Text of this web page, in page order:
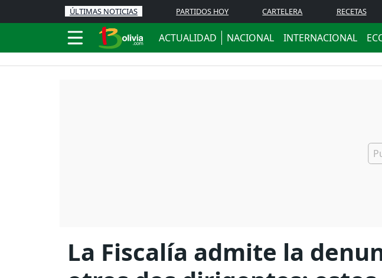
ÚLTIMAS NOTICIAS PARTIDOS HOY CARTELERA RECETAS
ACTUALIDAD NACIONAL INTERNACIONAL
La Fiscalía admite la